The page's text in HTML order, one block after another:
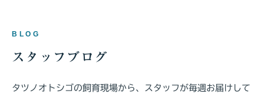
BLOG
スタッフブログ
タツノオトシゴの飼育現場から、スタッフが毎週お届けして